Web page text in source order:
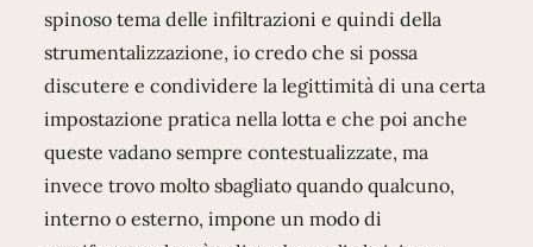
spinoso tema delle infiltrazioni e quindi della
strumentalizzazione, io credo che si possa
discutere e condividere la legittimità di una certa
impostazione pratica nella lotta e che poi anche
queste vadano sempre contestualizzate, ma
invece trovo molto sbagliato quando qualcuno,
interno o esterno, impone un modo di